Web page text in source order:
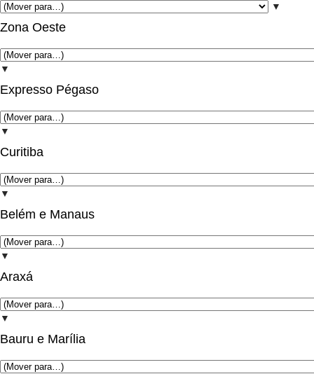
▼
Zona Oeste
▼
Expresso Pégaso
▼
Curitiba
▼
Belém e Manaus
▼
Araxá
▼
Bauru e Marília